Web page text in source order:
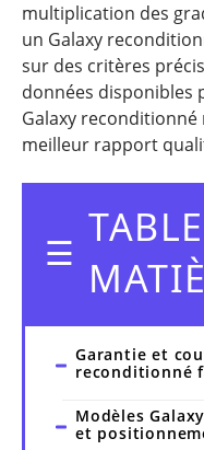
multiplication des
un Galaxy
sur des critères
données disponibles
Galaxy
meilleur rapport
Garantie et
reconditionné
Modèles
et